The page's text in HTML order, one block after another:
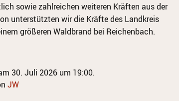
sowie zahlreichen weiteren Kräften aus der
unterstützten wir die Kräfte des Landkreis
größeren Waldbrand bei Reichenbach.
30. Juli 2026 um 19:00.
JW